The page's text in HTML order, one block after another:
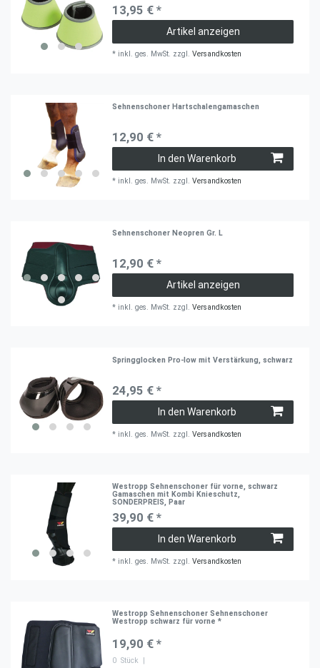
13,95 € *
Artikel anzeigen
* inkl. ges. MwSt. zzgl.Versandkosten
Sehnenschoner Hartschalengamaschen
12,90 € *
In den Warenkorb
* inkl. ges. MwSt. zzgl.Versandkosten
Sehnenschoner Neopren Gr. L
12,90 € *
Artikel anzeigen
* inkl. ges. MwSt. zzgl.Versandkosten
Springglocken Pro-low mit Verstärkung, schwarz
24,95 € *
In den Warenkorb
* inkl. ges. MwSt. zzgl.Versandkosten
Westropp Sehnenschoner für vorne, schwarz
Gamaschen mit Kombi Knieschutz,
SONDERPREIS, Paar
39,90 € *
In den Warenkorb
* inkl. ges. MwSt. zzgl.Versandkosten
Westropp Sehnenschoner Sehnenschoner
Westropp schwarz für vorne *
19,90 € *
0 Stück